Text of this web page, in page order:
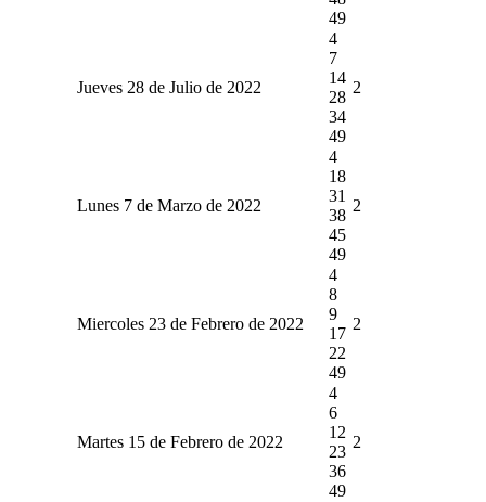
49
Jueves 28 de Julio de 2022
4
7
14
28
34
49
2
Lunes 7 de Marzo de 2022
4
18
31
38
45
49
2
Miercoles 23 de Febrero de 2022
4
8
9
17
22
49
2
Martes 15 de Febrero de 2022
4
6
12
23
36
49
2